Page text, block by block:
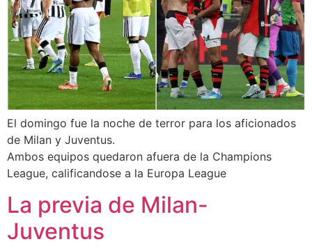
El domingo fue la noche de terror para los aficionados
de Milan y Juventus.
Ambos equipos quedaron afuera de la Champions
League, calificandose a la Europa League
La previa de Milan-
Juventus